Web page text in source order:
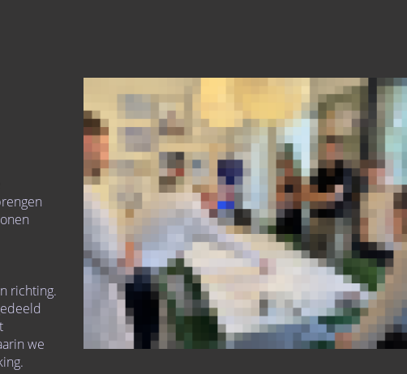
richting.
we